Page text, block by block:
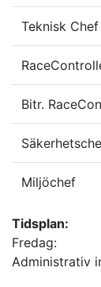
Teknisk Chef
Bitr.
Miljöchef
Tidsplan:
Fredag:
Administrativ